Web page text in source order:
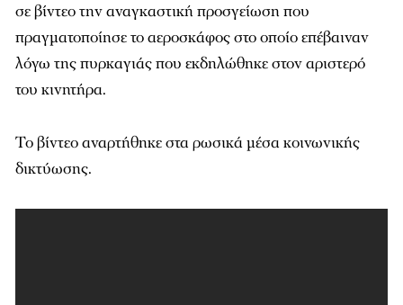
σε βίντεο την αναγκαστική προσγείωση που
πραγματοποίησε το αεροσκάφος στο οποίο επέβαιναν
λόγω της πυρκαγιάς που εκδηλώθηκε στον αριστερό
του κινητήρα.
Το βίντεο αναρτήθηκε στα ρωσικά μέσα κοινωνικής
δικτύωσης.